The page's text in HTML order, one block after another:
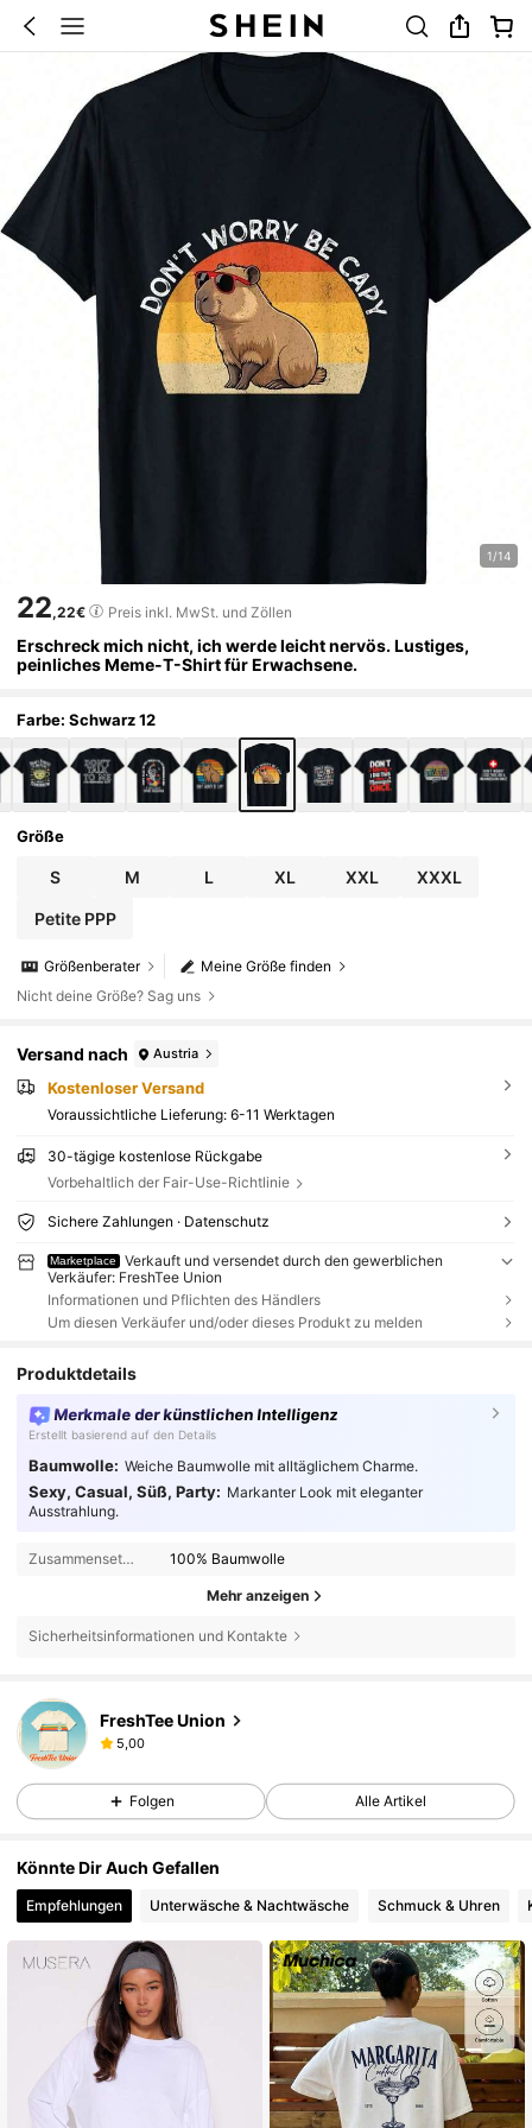
1/14
22,22€ Preis inkl. MwSt. und Zöllen
Erschreck mich nicht, ich werde leicht nervös. Lustiges,
peinliches Meme-T-Shirt für Erwachsene.
Farbe: Schwarz 12
Größe
S M L XL XXL XXXL
Petite PPP
Meine Größe finden
Größenberater
Nicht deine Größe? Sag uns
Versand nach Austria
Kostenloser Versand
Voraussichtliche Lieferung: 6-11 Werktagen
30-tägige kostenlose Rückgabe
Vorbehaltlich der Fair-Use-Richtlinie
Sichere Zahlungen · Datenschutz
Marketplace
Verkauft und versendet durch den gewerblichen
Verkäufer: FreshTee Union
Informationen und Pflichten des Händlers
Um diesen Verkäufer und/oder dieses Produkt zu melden
Produktdetails
Merkmale der künstlichen Intelligenz
Erstellt basierend auf den Details
Baumwolle: Weiche Baumwolle mit alltäglichem Charme.
Sexy, Casual, Süß, Party: Markanter Look mit eleganter
Ausstrahlung.
Zusammensetzung: 100% Baumwolle
Mehr anzeigen
Sicherheitsinformationen und Kontakte
FreshTee Union
5,00
Folgen Alle Artikel
Könnte Dir Auch Gefallen
Empfehlungen Unterwäsche & Nachtwäsche Schmuck & Uhren